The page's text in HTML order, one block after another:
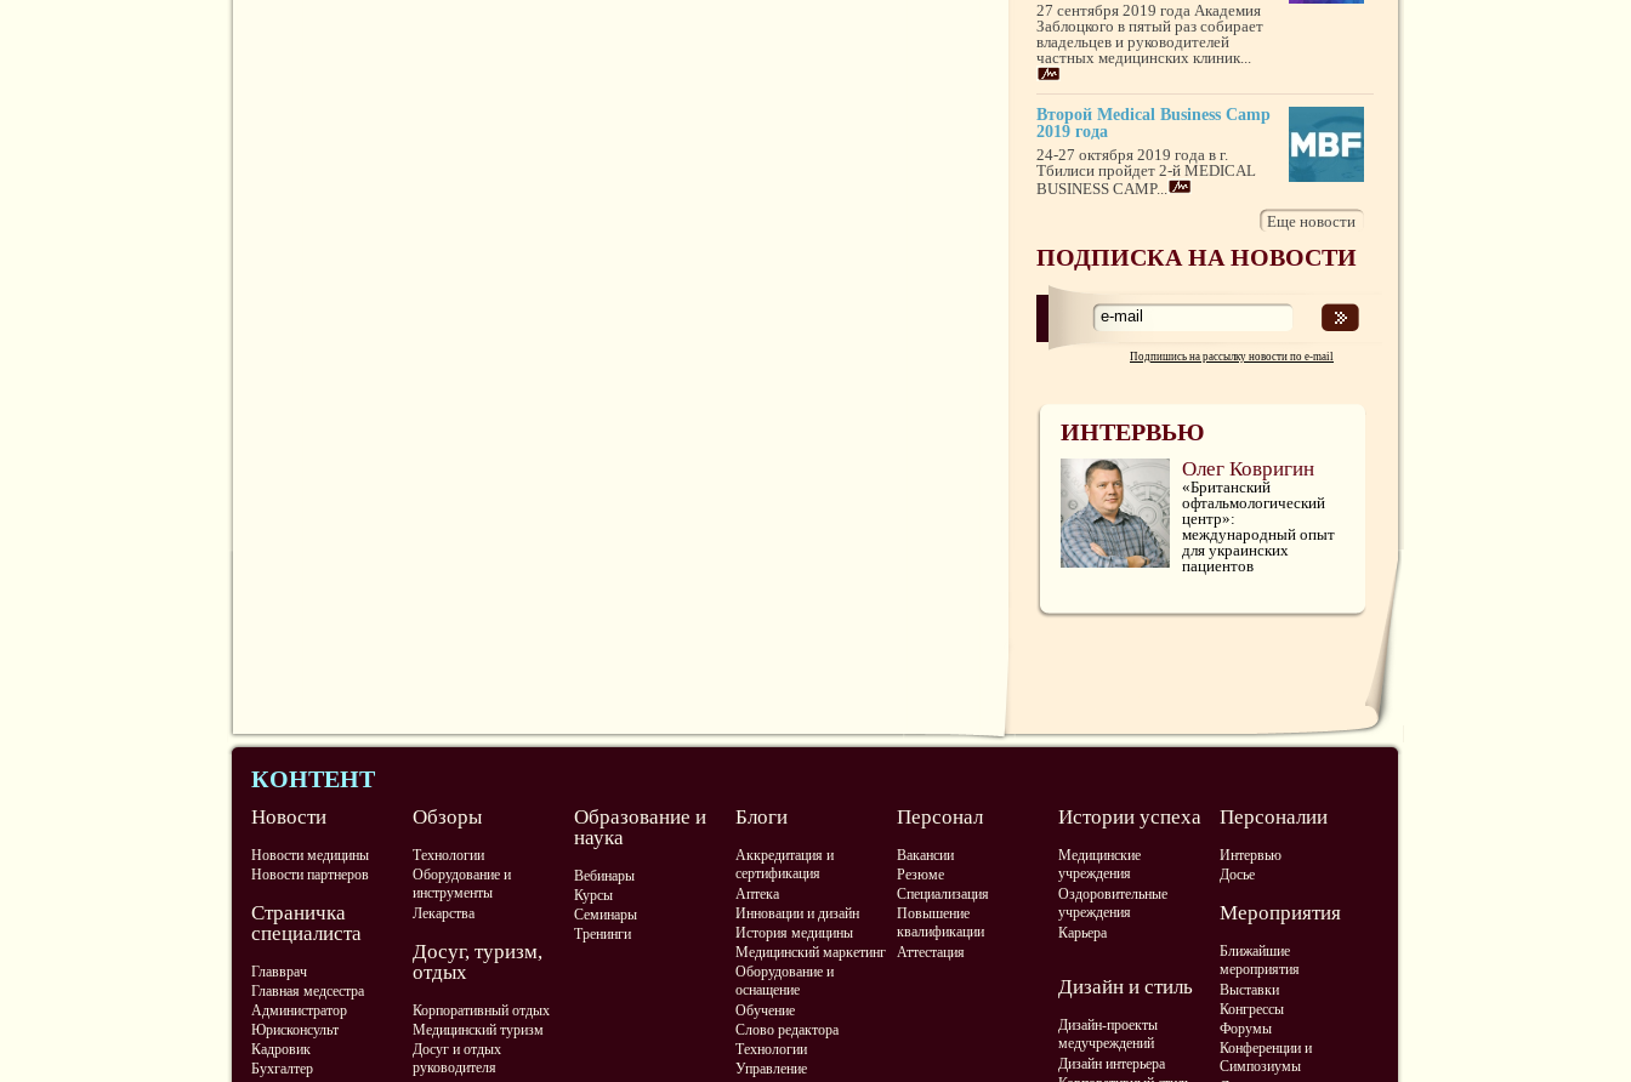
27 сентября 2019 года Академия
Заблоцкого в пятый раз собирает
владельцев и руководителей
частных медицинских клиник...
Второй Medical Business Camp
2019 года
24-27 октября 2019 года в г.
Тбилиси пройдет 2-й MEDICAL
BUSINESS CAMP...
Еще новости
ПОДПИСКА НА НОВОСТИ
Подпишись на рассылку новости по e-mail
ИНТЕРВЬЮ
Олег Ковригин
«Британский
офтальмологический
центр»:
международный опыт
для украинских
пациентов
КОНТЕНТ
Новости
Новости медицины
Новости партнеров
Обзоры
Технологии
Оборудование и
инструменты
Лекарства
Образование и
наука
Вебинары
Курсы
Семинары
Тренинги
Блоги
Аккредитация и
сертификация
Аптека
Инновации и дизайн
История медицины
Медицинский маркетинг
Оборудование и
оснащение
Обучение
Слово редактора
Технологии
Управление
Персонал
Вакансии
Резюме
Специализация
Повышение
квалификации
Аттестация
Истории успеха
Медицинские
учреждения
Оздоровительные
учреждения
Карьера
Персоналии
Интервью
Досье
Страничка
специалиста
Главврач
Главная медсестра
Администратор
Юрисконсульт
Кадровик
Бухгалтер
Мероприятия
Ближайшие
мероприятия
Выставки
Конгрессы
Форумы
Конференции и
Симпозиумы
Досуг, туризм,
отдых
Корпоративный отдых
Медицинский туризм
Досуг и отдых
руководителя
Дизайн и стиль
Дизайн-проекты
медучреждений
Дизайн интерьера